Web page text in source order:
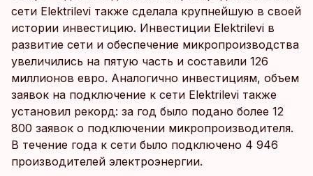
сети Elektrilevi также сделала крупнейшую в своей
истории инвестицию. Инвестиции Elektrilevi в
развитие сети и обеспечение микропроизводства
увеличились на пятую часть и составили 126
миллионов евро. Аналогично инвестициям, объем
заявок на подключение к сети Elektrilevi также
установил рекорд: за год было подано более 12
800 заявок о подключении микропроизводителя.
В течение года к сети было подключено 4 946
производителей электроэнергии.